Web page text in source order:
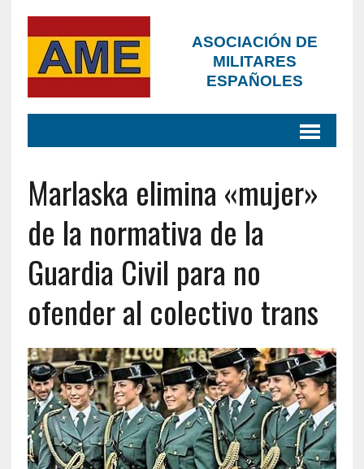
ASOCIACIÓN DE
MILITARES
ESPAÑOLES
Marlaska elimina «mujer»
de la normativa de la
Guardia Civil para no
ofender al colectivo trans